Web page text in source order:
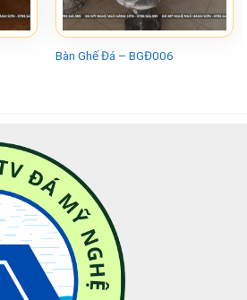
Bàn Ghế Đá – BGĐ006